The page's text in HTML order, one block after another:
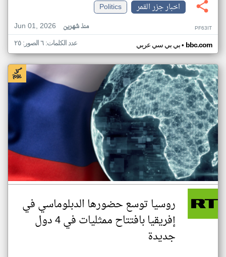
اخبار جزر القمر
Politics
Jun 01, 2026
منذ شهرين PF63IT
بي بي سي عربي• bbc.com عدد الكلمات: ٦ الصور: ٢٥
روسيا توسع حضورها الدبلوماسي في
إفريقيا بافتتاح ممثليات في 4 دول
جديدة